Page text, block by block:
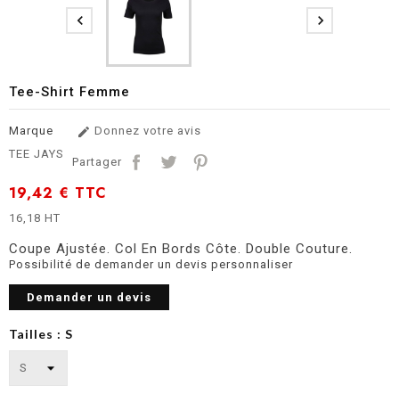
 
Tee-Shirt Femme
Marque
TEE JAYS
 Donnez votre avis
Partager
19,42 € TTC
16,18 HT
Coupe Ajustée. Col En Bords Côte. Double Couture.
Possibilité de demander un devis personnaliser
Demander un devis
Tailles : S